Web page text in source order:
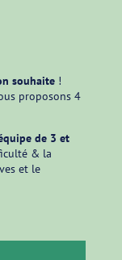
souhaite!
proposons 4
de 3 et
& la
et le